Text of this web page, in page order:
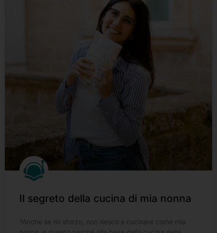
Il segreto della cucina di mia nonna
?️Anche se mi sforzo, non riesco a cucinare come mia